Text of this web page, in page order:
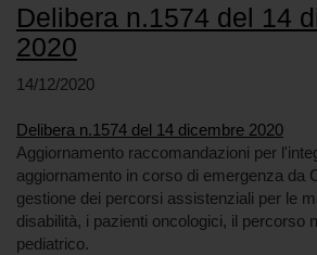
Delibera n.1574 del 14
2020
14/12/2020
Delibera n.1574 del 14 dicembre 2020
Aggiornamento raccomandazioni per
aggiornamento in corso di emergenza da
gestione dei percorsi assistenziali per le
disabilità, i pazienti oncologici, il percorso
pediatrico.